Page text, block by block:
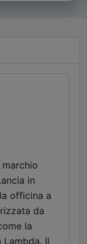
in
officina a
da
la
Il